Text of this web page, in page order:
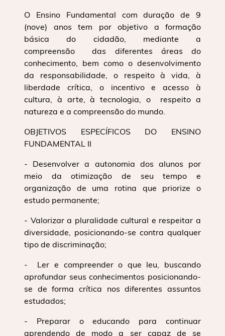
O Ensino Fundamental com duração de 9
(nove) anos tem por objetivo a formação
básica do cidadão, mediante a
compreensão das diferentes áreas do
conhecimento, bem como o desenvolvimento
da responsabilidade, o respeito à vida, à
liberdade crítica, o incentivo e acesso à
cultura, à arte, à tecnologia, o respeito a
natureza e a compreensão do mundo.
OBJETIVOS ESPECÍFICOS DO ENSINO
FUNDAMENTAL II
- Desenvolver a autonomia dos alunos por
meio da otimização de seu tempo e
organização de uma rotina que priorize o
estudo permanente;
- Valorizar a pluralidade cultural e respeitar a
diversidade, posicionando-se contra qualquer
tipo de discriminação;
- Ler e compreender o que leu, buscando
aprofundar seus conhecimentos posicionando-
se de forma crítica nos diferentes assuntos
estudados;
- Preparar o educando para continuar
aprendendo de modo a ser capaz de se